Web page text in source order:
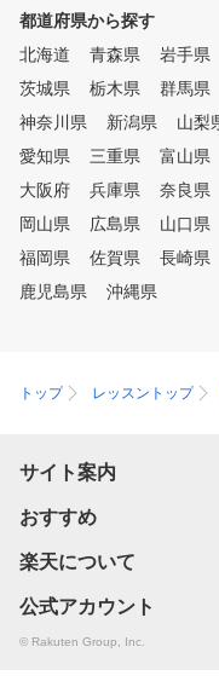
利用ください。 ④ゴルフ初心
者から上級者まで楽し
モード 同じシチュエー
で繰り返しショット練
やアプローチの練習を
り、実際のコースをリ
現したコースでラウン
、数多くの練習モードが
すので、そのときの気
せて、飽きずに練習し
都道府県から探す
北海道
青森県 岩手県
茨城県
栃木県 群馬県
神奈川県
新潟県 山梨
愛知県
三重県 富山県
大阪府
兵庫県 奈良県
岡山県
広島県 山口県
福岡県
佐賀県 長崎県
鹿児島県
沖縄県
トップ レッスントップ
サイト案内
おすすめ
楽天について
公式アカウント
© Rakuten Group, Inc.